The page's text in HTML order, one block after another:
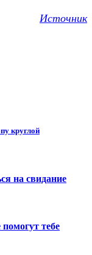
Источник
круглой
на свидание
тебе